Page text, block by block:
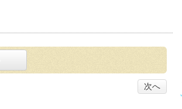
次へ